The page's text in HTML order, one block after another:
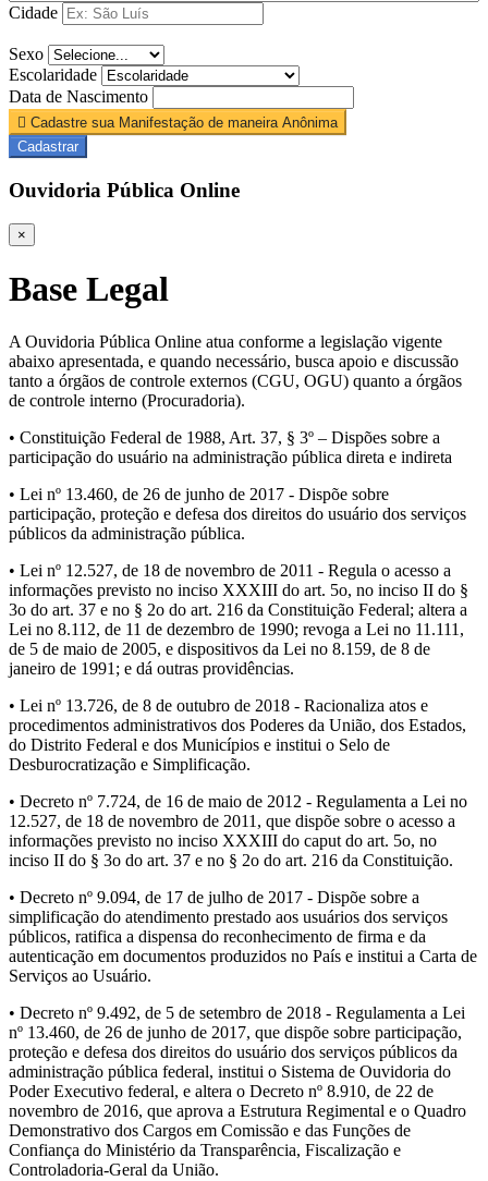
Cidade
Sexo
Escolaridade
Data de Nascimento
Cadastre sua Manifestação de maneira Anônima
Cadastrar
Ouvidoria Pública Online
×
Base Legal
A Ouvidoria Pública Online atua conforme a legislação vigente
abaixo apresentada, e quando necessário, busca apoio e discussão
tanto a órgãos de controle externos (CGU, OGU) quanto a órgãos
de controle interno (Procuradoria).
• Constituição Federal de 1988, Art. 37, § 3º – Dispões sobre a
participação do usuário na administração pública direta e indireta
• Lei nº 13.460, de 26 de junho de 2017 - Dispõe sobre
participação, proteção e defesa dos direitos do usuário dos serviços
públicos da administração pública.
• Lei nº 12.527, de 18 de novembro de 2011 - Regula o acesso a
informações previsto no inciso XXXIII do art. 5o, no inciso II do §
3o do art. 37 e no § 2o do art. 216 da Constituição Federal; altera a
Lei no 8.112, de 11 de dezembro de 1990; revoga a Lei no 11.111,
de 5 de maio de 2005, e dispositivos da Lei no 8.159, de 8 de
janeiro de 1991; e dá outras providências.
• Lei nº 13.726, de 8 de outubro de 2018 - Racionaliza atos e
procedimentos administrativos dos Poderes da União, dos Estados,
do Distrito Federal e dos Municípios e institui o Selo de
Desburocratização e Simplificação.
• Decreto nº 7.724, de 16 de maio de 2012 - Regulamenta a Lei no
12.527, de 18 de novembro de 2011, que dispõe sobre o acesso a
informações previsto no inciso XXXIII do caput do art. 5o, no
inciso II do § 3o do art. 37 e no § 2o do art. 216 da Constituição.
• Decreto nº 9.094, de 17 de julho de 2017 - Dispõe sobre a
simplificação do atendimento prestado aos usuários dos serviços
públicos, ratifica a dispensa do reconhecimento de firma e da
autenticação em documentos produzidos no País e institui a Carta de
Serviços ao Usuário.
• Decreto nº 9.492, de 5 de setembro de 2018 - Regulamenta a Lei
nº 13.460, de 26 de junho de 2017, que dispõe sobre participação,
proteção e defesa dos direitos do usuário dos serviços públicos da
administração pública federal, institui o Sistema de Ouvidoria do
Poder Executivo federal, e altera o Decreto nº 8.910, de 22 de
novembro de 2016, que aprova a Estrutura Regimental e o Quadro
Demonstrativo dos Cargos em Comissão e das Funções de
Confiança do Ministério da Transparência, Fiscalização e
Controladoria-Geral da União.